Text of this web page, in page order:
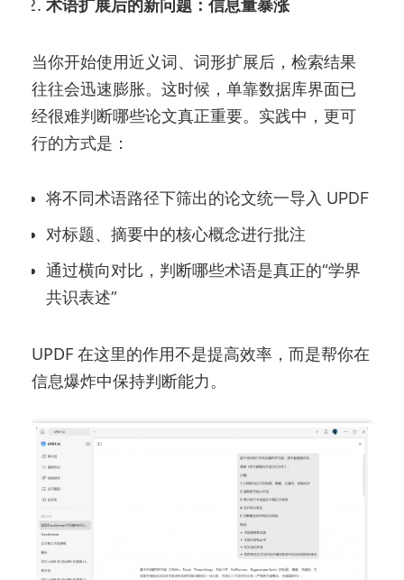
术语扩展后的新问题：信息量暴涨
当你开始使用近义词、词形扩展后，检索结果
往往会迅速膨胀。这时候，单靠数据库界面已
经很难判断哪些论文真正重要。实践中，更可
行的方式是：
将不同术语路径下筛出的论文统一导入 UPDF
对标题、摘要中的核心概念进行批注
通过横向对比，判断哪些术语是真正的“学界
共识表述”
UPDF 在这里的作用不是提高效率，而是帮你在
信息爆炸中保持判断能力。